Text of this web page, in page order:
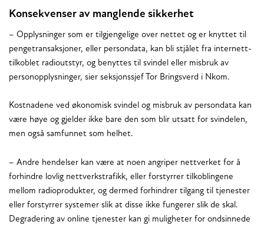
Konsekvenser av manglende sikkerhet
– Opplysninger som er tilgjengelige over nettet og er knyttet til
pengetransaksjoner, eller persondata, kan bli stjålet fra internett-
tilkoblet radioutstyr, og benyttes til svindel eller misbruk av
personopplysninger, sier seksjonssjef Tor Bringsverd i Nkom.
Kostnadene ved økonomisk svindel og misbruk av persondata kan
være høye og gjelder ikke bare den som blir utsatt for svindelen,
men også samfunnet som helhet.
– Andre hendelser kan være at noen angriper nettverket for å
forhindre lovlig nettverkstrafikk, eller forstyrrer tilkoblingene
mellom radioprodukter, og dermed forhindrer tilgang til tjenester
eller forstyrrer systemer slik at disse ikke fungerer slik de skal.
Degradering av online tjenester kan gi muligheter for ondsinnede